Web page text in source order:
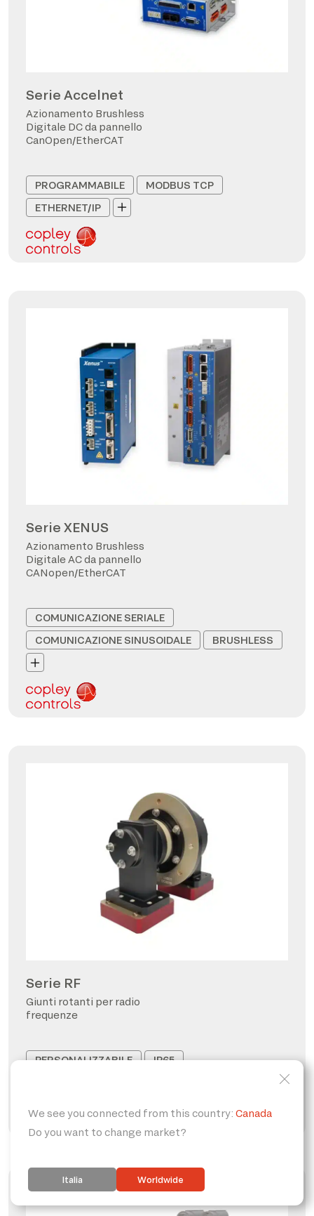
Serie Accelnet
Azionamento Brushless
Digitale DC da pannello
CanOpen/EtherCAT
PROGRAMMABILE
MODBUS TCP
ETHERNET/IP
Serie XENUS
Azionamento Brushless
Digitale AC da pannello
CANopen/EtherCAT
COMUNICAZIONE SERIALE
COMUNICAZIONE SINUSOIDALE
BRUSHLESS
Serie RF
Giunti rotanti per radio
frequenze
PERSONALIZZABILE
IP65